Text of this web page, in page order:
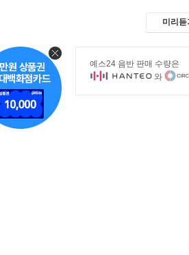
미리듣
예스24 음반 판매 수량은
와